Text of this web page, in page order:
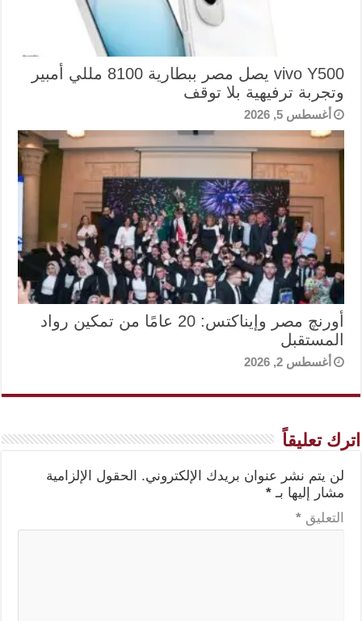
vivo Y500 يصل مصر ببطارية 8100 مللي أمبير
وتجربة ترفيهية بلا توقف
أغسطس 5, 2026
أورنچ مصر وإيناكتس: 20 عامًا من تمكين رواد
المستقبل
أغسطس 2, 2026
اترك تعليقاً
لن يتم نشر عنوان بريدك الإلكتروني.
الحقول الإلزامية
مشار إليها بـ *
التعليق *